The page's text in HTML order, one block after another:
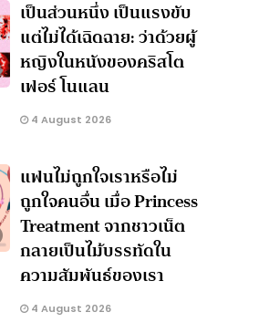
เป็นส่วนหนึ่ง เป็นแรงขับ
แต่ไม่ได้เฉิดฉาย: ว่าด้วยผู้
หญิงในหนังของคริสโต
เฟอร์ โนแลน
4 August 2026
แฟนไม่ถูกใจเราหรือไม่
ถูกใจคนอื่น เมื่อ Princess
Treatment จากชาวเน็ต
กลายเป็นไม้บรรทัดใน
ความสัมพันธ์ของเรา
4 August 2026